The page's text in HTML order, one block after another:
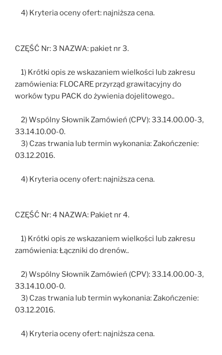
4) Kryteria oceny ofert: najniższa cena.
CZĘŚĆ Nr: 3 NAZWA: pakiet nr 3.
1) Krótki opis ze wskazaniem wielkości lub zakresu
zamówienia: FLOCARE przyrząd grawitacyjny do
worków typu PACK do żywienia dojelitowego..
2) Wspólny Słownik Zamówień (CPV): 33.14.00.00-3,
33.14.10.00-0.
3) Czas trwania lub termin wykonania: Zakończenie:
03.12.2016.
4) Kryteria oceny ofert: najniższa cena.
CZĘŚĆ Nr: 4 NAZWA: Pakiet nr 4.
1) Krótki opis ze wskazaniem wielkości lub zakresu
zamówienia: Łączniki do drenów..
2) Wspólny Słownik Zamówień (CPV): 33.14.00.00-3,
33.14.10.00-0.
3) Czas trwania lub termin wykonania: Zakończenie:
03.12.2016.
4) Kryteria oceny ofert: najniższa cena.